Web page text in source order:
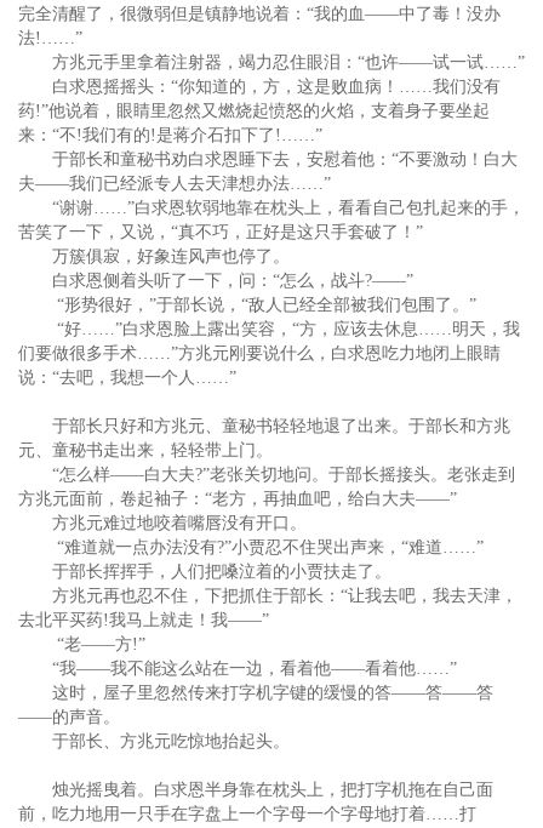
完全清醒了，很微弱但是镇静地说着：“我的血——中了毒！没办
法!……”
方兆元手里拿着注射器，竭力忍住眼泪：“也许——试一试……”
白求恩摇摇头：“你知道的，方，这是败血病！……我们没有
药!”他说着，眼睛里忽然又燃烧起愤怒的火焰，支着身子要坐起
来：“不!我们有的!是蒋介石扣下了!……”
于部长和童秘书劝白求恩睡下去，安慰着他：“不要激动！白大
夫——我们已经派专人去天津想办法……”
“谢谢……”白求恩软弱地靠在枕头上，看看自己包扎起来的手，
苦笑了一下，又说，“真不巧，正好是这只手套破了！”
万簇俱寂，好象连风声也停了。
白求恩侧着头听了一下，问：“怎么，战斗?——”
“形势很好，”于部长说，“敌人已经全部被我们包围了。”
“好……”白求恩脸上露出笑容，“方，应该去休息……明天，我
们要做很多手术……”方兆元刚要说什么，白求恩吃力地闭上眼睛
说：“去吧，我想一个人……”
于部长只好和方兆元、童秘书轻轻地退了出来。于部长和方兆
元、童秘书走出来，轻轻带上门。
“怎么样——白大夫?”老张关切地问。于部长摇接头。老张走到
方兆元面前，卷起袖子：“老方，再抽血吧，给白大夫——”
方兆元难过地咬着嘴唇没有开口。
“难道就一点办法没有?”小贾忍不住哭出声来，“难道……”
于部长挥挥手，人们把嗓泣着的小贾扶走了。
方兆元再也忍不住，下把抓住于部长：“让我去吧，我去天津，
去北平买药!我马上就走！我——”
“老——方!”
“我——我不能这么站在一边，看着他——看着他……”
这时，屋子里忽然传来打字机字键的缓慢的答——答——答
——的声音。
于部长、方兆元吃惊地抬起头。
烛光摇曳着。白求恩半身靠在枕头上，把打字机拖在自己面
前，吃力地用一只手在字盘上一个字母一个字母地打着……打